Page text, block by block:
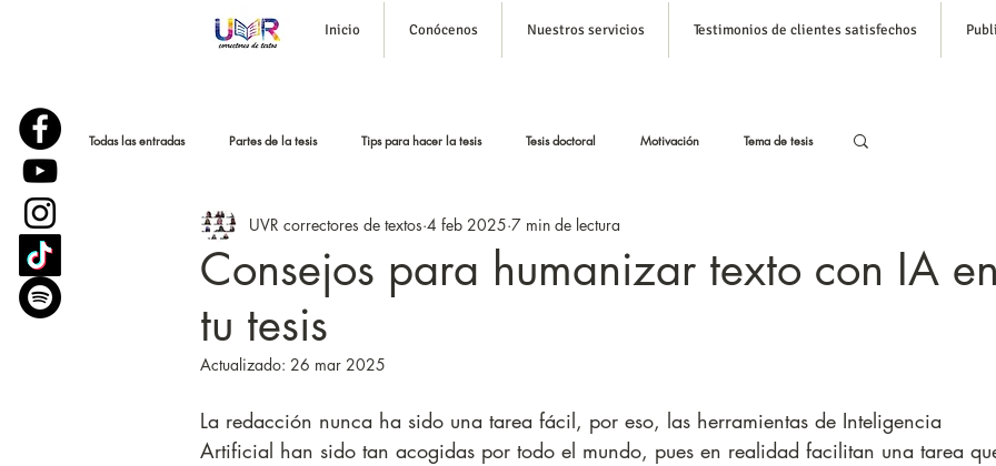
Inicio Conócenos Nuestros servicios Testimonios de clientes satisfechos
Todas las entradas Partes de la tesis Tips para hacer la tesis Tesis doctoral Motivación Tema de tesis
Corrección de estilo Historias reales Podcast para tesistas Tesis con Inteligencia Artificial
Parafraseo y bajar el plagio
Consejos para humanizar texto con IA en
tu tesis
UVR correctores de textos 4 feb 2025 7 min de lectura
Actualizado: 26 mar 2025
La redacción nunca ha sido una tarea fácil, por eso, las herramientas de Inteligencia
Artificial han sido tan acogidas por todo el mundo, pues en realidad facilitan una tarea